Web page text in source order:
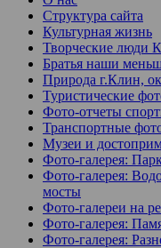
Структура сайта
Культурная жизнь
Творческие люди
Братья наши
Природа г.Клин,
Туристические
Фото-отчеты
Транспортные
Музеи и
Фото-галерея:
Фото-галерея:
мосты
Фото-галереи на
Фото-галерея:
Фото-галерея: